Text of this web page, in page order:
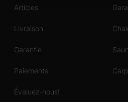
Articles
Livraison
Garantie
Paiements
Évaluez-nous!